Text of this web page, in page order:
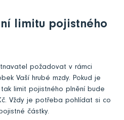
limitu pojistného
požadovat v rámci
Vaší hrubé mzdy. Pokud je
tak limit pojistného plnění bude
Vždy je potřeba pohlídat si co
částky.